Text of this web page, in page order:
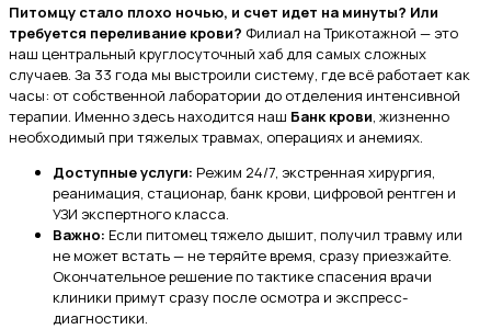
Питомцу стало плохо ночью, и счет идет на минуты? Или
требуется переливание крови? Филиал на Трикотажной — это
наш центральный круглосуточный хаб для самых сложных
случаев. За 33 года мы выстроили систему, где всё работает как
часы: от собственной лаборатории до отделения интенсивной
терапии. Именно здесь находится наш Банк крови , жизненно
необходимый при тяжелых травмах, операциях и анемиях.
Доступные услуги: Режим 24/7, экстренная хирургия,
реанимация, стационар, банк крови, цифровой рентген и
УЗИ экспертного класса.
Важно: Если питомец тяжело дышит, получил травму или
не может встать — не теряйте время, сразу приезжайте.
Окончательное решение по тактике спасения врачи
клиники примут сразу после осмотра и экспресс-
диагностики.